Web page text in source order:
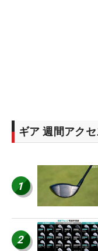
ギア 週間アク
1
2